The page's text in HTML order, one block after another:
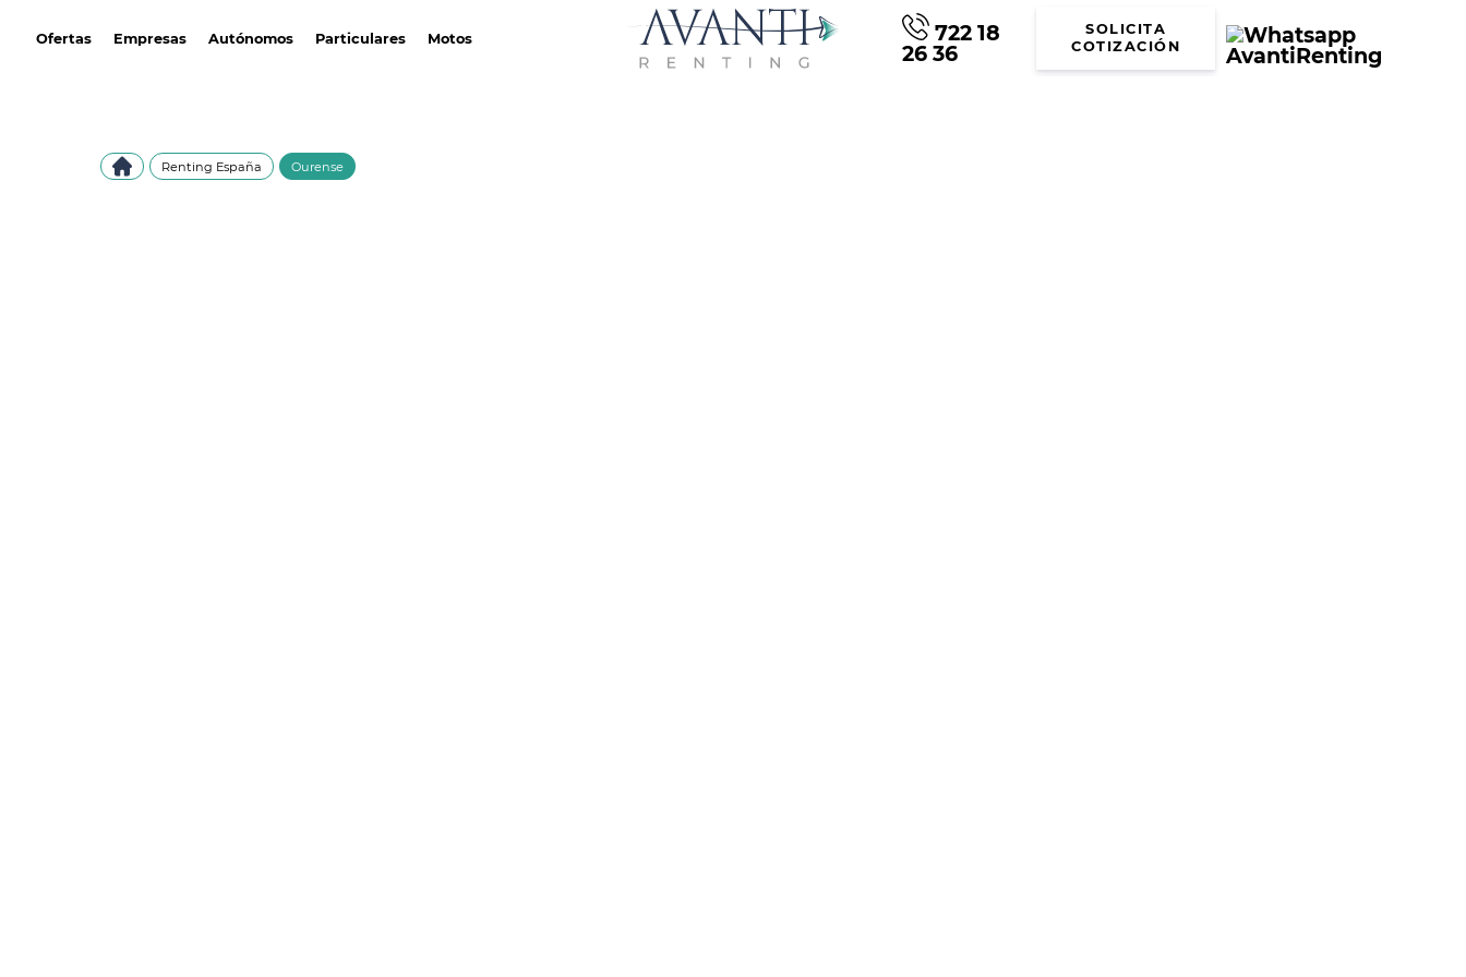
Ofertas Empresas Autónomos Particulares Motos 722 18
26 36
SOLICITA
COTIZACIÓN
Renting España Ourense